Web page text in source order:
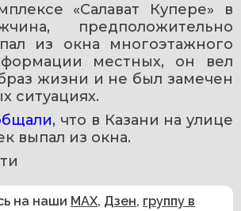
«Салават Купере» в
предположительно
из окна многоэтажного
местных, он вел
жизни и не был замечен
ситуациях.
, что в Казани на улице
выпал из окна.
на наши MAX, Дзен, группу в